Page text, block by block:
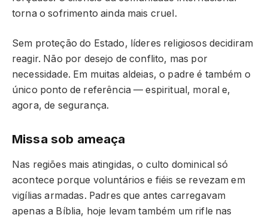
torna o sofrimento ainda mais cruel.
Sem proteção do Estado, líderes religiosos decidiram
reagir. Não por desejo de conflito, mas por
necessidade. Em muitas aldeias, o padre é também o
único ponto de referência — espiritual, moral e,
agora, de segurança.
Missa sob ameaça
Nas regiões mais atingidas, o culto dominical só
acontece porque voluntários e fiéis se revezam em
vigílias armadas. Padres que antes carregavam
apenas a Bíblia, hoje levam também um rifle nas